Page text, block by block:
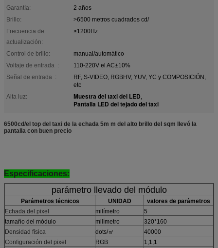
Garantía:
2 años
Brillo:
>6500 metros cuadrados cd/
Frecuencia de
actualización:
≥1200Hz
Control de brillo:
manual/automático
Voltaje de entrada :
110-220V el AC±10%
Señal de entrada :
RF, S-VIDEO, RGBHV, YUV, YC y COMPOSICIÓN,
etc
Alta luz:
Muestra del taxi del LED,
Pantalla LED del tejado del taxi
6500cd/el top del taxi de la echada 5m m del alto brillo del sqm llevó la
pantalla con buen precio
Especificaciones:
parámetro llevado del módulo
Parámetros técnicos UNIDAD
valores de parámetros
Echada del pixel
milímetro
5
tamaño del módulo
milímetro
320*160
Densidad física
dots/㎡
40000
Configuración del pixel
RGB
1,1,1